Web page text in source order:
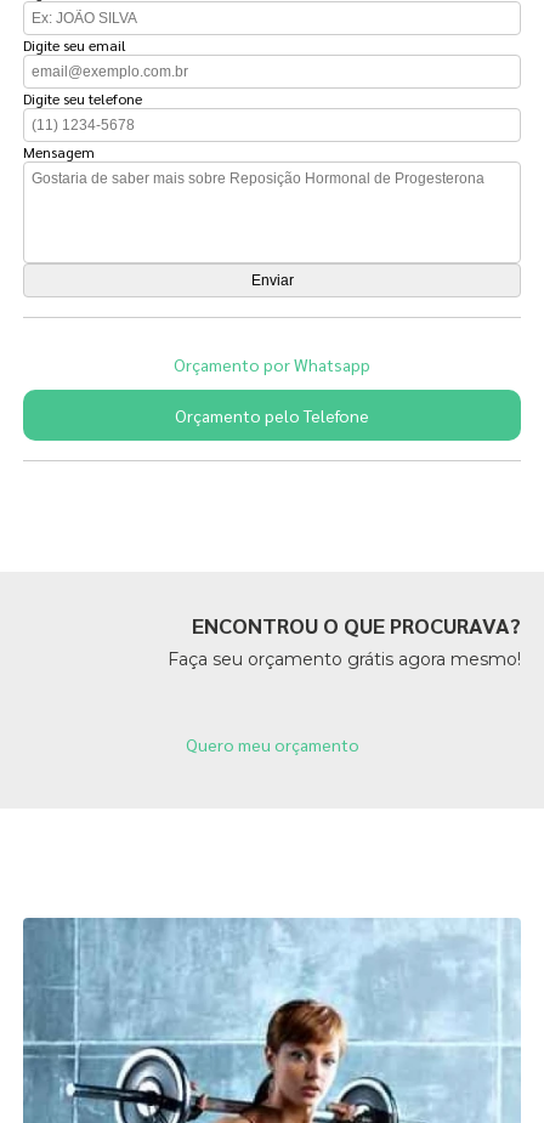
Digite seu email
Digite seu telefone
Mensagem
Orçamento por Whatsapp
Orçamento pelo Telefone
ENCONTROU O QUE PROCURAVA?
Faça seu orçamento grátis agora mesmo!
Quero meu orçamento